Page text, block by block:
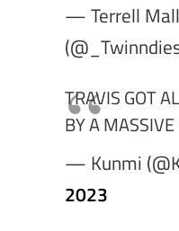
— Terrell
TRAVIS GOT
BY A
— Kunmi
2023